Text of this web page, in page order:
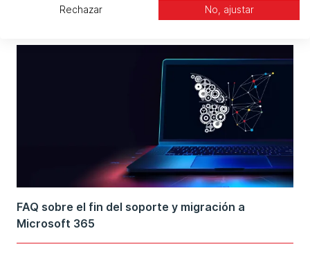
FAQ sobre el fin del soporte y migración a
Microsoft 365
Rechazar No, ajustar